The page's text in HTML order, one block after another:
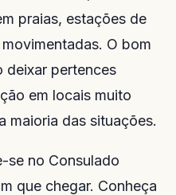
praias, estações de
O bom
deixar pertences
em locais muito
maioria das situações.
se no Consulado
que chegar. Conheça